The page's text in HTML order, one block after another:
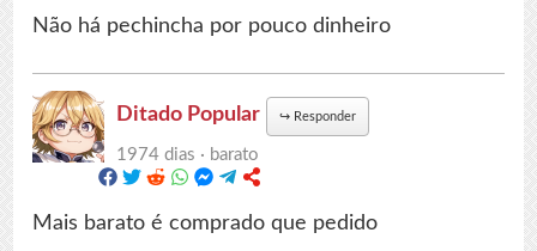
Não há pechincha por pouco dinheiro
Ditado Popular ↪ Responder
1974 dias · barato
Mais barato é comprado que pedido